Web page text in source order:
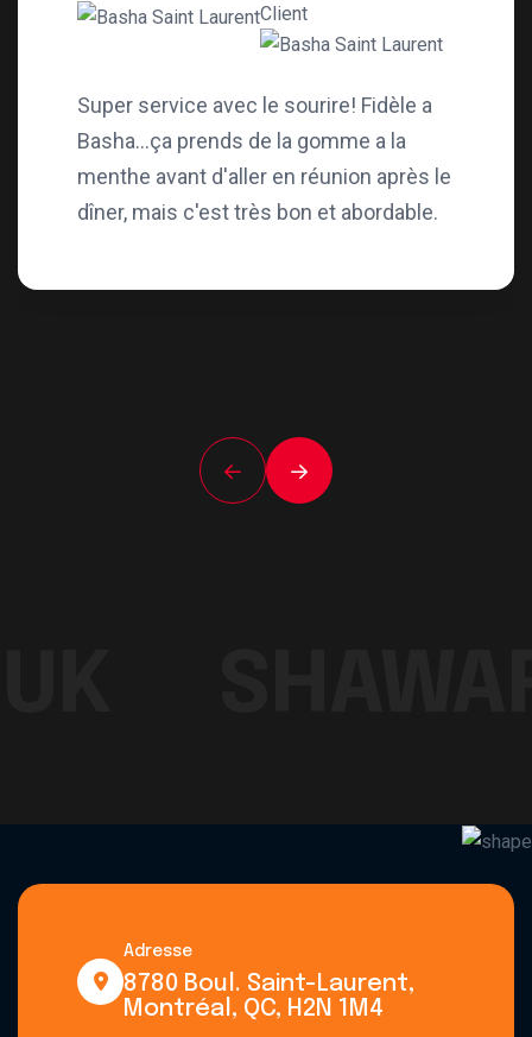
Client
Super service avec le sourire! Fidèle a
Basha...ça prends de la gomme a la
menthe avant d'aller en réunion après le
dîner, mais c'est très bon et abordable.
Adresse
8780 Boul. Saint-Laurent,
Montréal, QC, H2N 1M4